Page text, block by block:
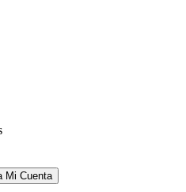
Mi Cuenta